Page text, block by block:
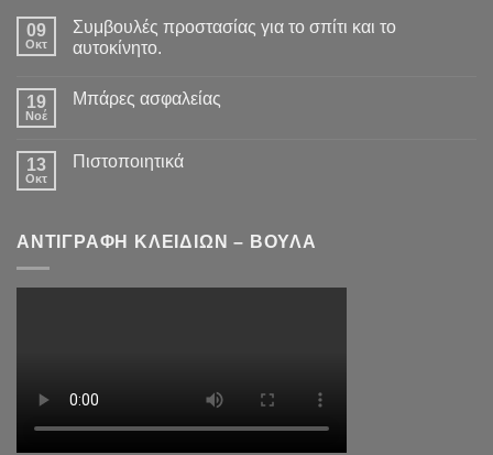
09
Οκτ
Συμβουλές προστασίας για το σπίτι και το
αυτοκίνητο.
19
Νοέ
Μπάρες ασφαλείας
13
Οκτ
Πιστοποιητικά
ΑΝΤΙΓΡΑΦΗ ΚΛΕΙΔΙΩΝ – ΒΟΥΛΑ